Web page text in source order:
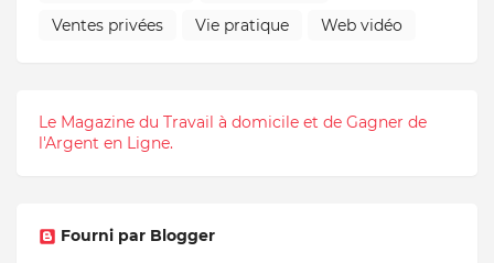
Ventes privées
Vie pratique Web vidéo
Le Magazine du Travail à domicile et de Gagner de
l'Argent en Ligne.
Fourni par Blogger